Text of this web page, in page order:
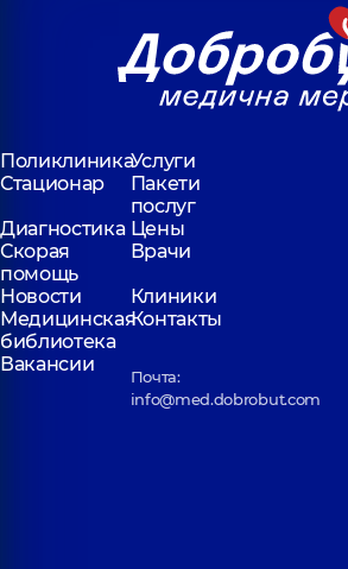
ПоликлиникаУслуги
Стационар
Пакети
послуг
Диагностика Цены
Скорая
помощь
Врачи
Новости
Клиники
Медицинская
библиотека
Контакты
Вакансии
Почта:
info@med.dobrobut.com